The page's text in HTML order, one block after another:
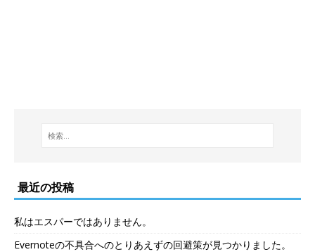
最近の投稿
私はエスパーではありません。
Evernoteの不具合へのとりあえずの回避策が見つかりました。